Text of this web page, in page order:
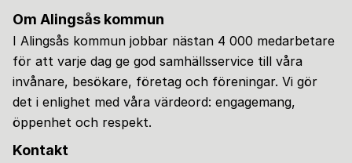
Om Alingsås kommun
I Alingsås kommun jobbar nästan 4 000 medarbetare
för att varje dag ge god samhällsservice till våra
invånare, besökare, företag och föreningar. Vi gör
det i enlighet med våra värdeord: engagemang,
öppenhet och respekt.
Kontakt